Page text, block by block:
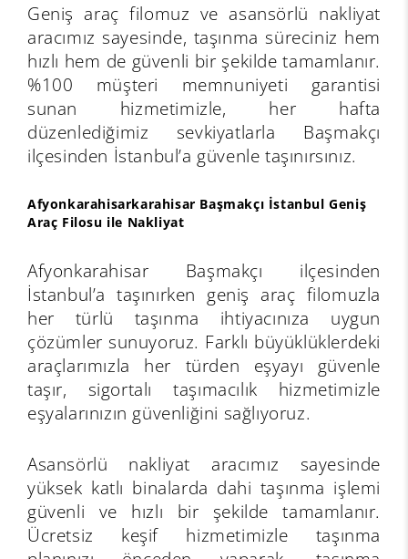
Geniş araç filomuz ve asansörlü nakliyat
aracımız sayesinde, taşınma süreciniz hem
hızlı hem de güvenli bir şekilde tamamlanır.
%100 müşteri memnuniyeti garantisi
sunan hizmetimizle, her hafta
düzenlediğimiz sevkiyatlarla Başmakçı
ilçesinden İstanbul’a güvenle taşınırsınız.
Afyonkarahisarkarahisar Başmakçı İstanbul Geniş
Araç Filosu ile Nakliyat
Afyonkarahisar Başmakçı ilçesinden
İstanbul’a taşınırken geniş araç filomuzla
her türlü taşınma ihtiyacınıza uygun
çözümler sunuyoruz. Farklı büyüklüklerdeki
araçlarımızla her türden eşyayı güvenle
taşır, sigortalı taşımacılık hizmetimizle
eşyalarınızın güvenliğini sağlıyoruz.
Asansörlü nakliyat aracımız sayesinde
yüksek katlı binalarda dahi taşınma işlemi
güvenli ve hızlı bir şekilde tamamlanır.
Ücretsiz keşif hizmetimizle taşınma